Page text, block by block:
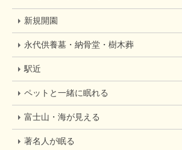
新規開園
永代供養墓・納骨堂・樹木葬
駅近
ペットと一緒に眠れる
富士山・海が見える
著名人が眠る